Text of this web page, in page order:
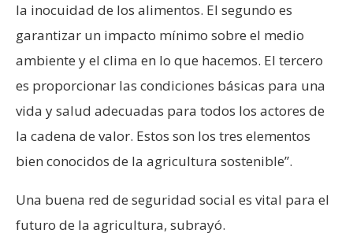
la inocuidad de los alimentos. El segundo es
garantizar un impacto mínimo sobre el medio
ambiente y el clima en lo que hacemos. El tercero
es proporcionar las condiciones básicas para una
vida y salud adecuadas para todos los actores de
la cadena de valor. Estos son los tres elementos
bien conocidos de la agricultura sostenible”.
Una buena red de seguridad social es vital para el
futuro de la agricultura, subrayó.